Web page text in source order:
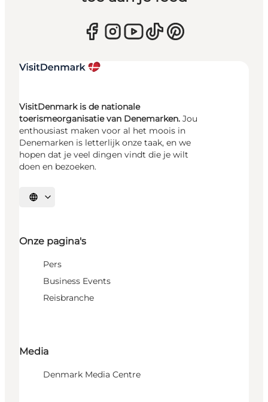
VisitDenmark is de nationale
toerismeorganisatie van Denemarken. Jou
enthousiast maken voor al het moois in
Denemarken is letterlijk onze taak, en we
hopen dat je veel dingen vindt die je wilt
doen en bezoeken.
Selecteer taal
Onze pagina's
Pers
Business Events
Reisbranche
Media
Denmark Media Centre